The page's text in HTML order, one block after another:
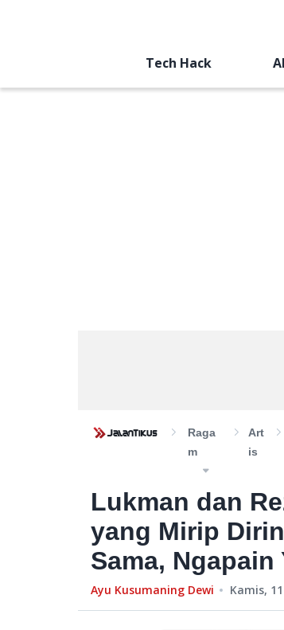
Tech Hack AI
Raga
M
Art
Is
Lukman dan
yang Mirip
Sama, Ngapain
Ayu Kusumaning Dewi Kamis,